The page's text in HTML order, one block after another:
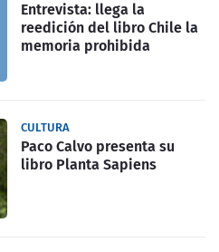
Entrevista: llega la
reedición del libro Chile la
memoria prohibida
CULTURA
Paco Calvo presenta su
libro Planta Sapiens